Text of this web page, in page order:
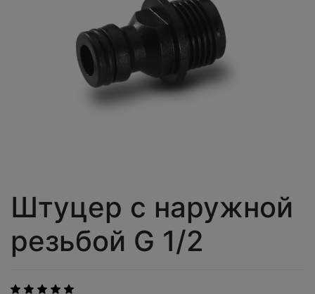
Штуцер с наружной
резьбой G 1/2